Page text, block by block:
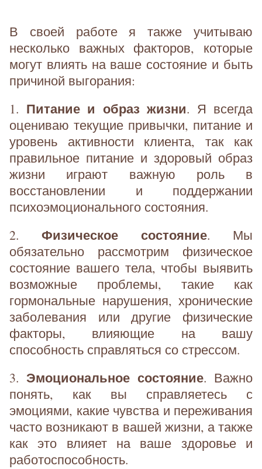
В своей работе я также учитываю
несколько важных факторов, которые
могут влиять на ваше состояние и быть
причиной выгорания:
1. Питание и образ жизни. Я всегда
оцениваю текущие привычки, питание и
уровень активности клиента, так как
правильное питание и здоровый образ
жизни играют важную роль в
восстановлении и поддержании
психоэмоционального состояния.
2.Физическое состояние. Мы
обязательно рассмотрим физическое
состояние вашего тела, чтобы выявить
возможные проблемы, такие как
гормональные нарушения, хронические
заболевания или другие физические
факторы, влияющие на вашу
способность справляться со стрессом.
3.Эмоциональное состояние. Важно
понять, как вы справляетесь с
эмоциями, какие чувства и переживания
часто возникают в вашей жизни, а также
как это влияет на ваше здоровье и
работоспособность.